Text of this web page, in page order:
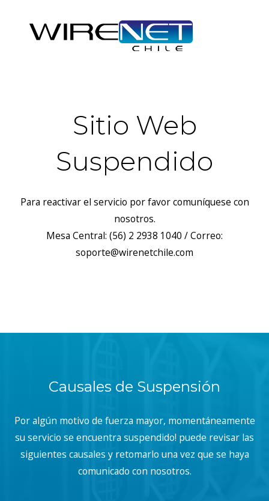
Sitio Web
Suspendido
Para reactivar el servicio por favor comuníquese con
nosotros.
Mesa Central: (56) 2 2938 1040 / Correo:
soporte@wirenetchile.com
Causales de Suspensión
Por algún motivo de fuerza mayor, momentáneamente
su servicio se encuentra suspendido! puede revisar las
siguientes causales y retomarlo una vez que se haya
comunicado con nosotros.